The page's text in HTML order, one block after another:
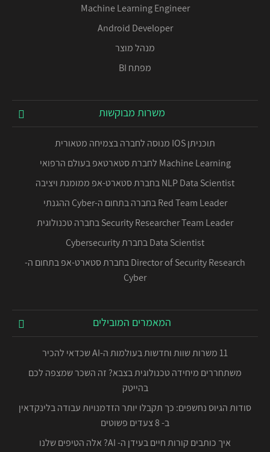
Machine Learning Engineer
Android Developer
מנהל מוצר
מפתח BI
משרות מבוקשות
תוכניתן IOS מנוסה לחברה בצמיחה מטאורית
Machine Learning לחברת סטארטאפ בעולם הרפואי
NLP Data Scientist בחברת סטארט-אפ ממומנת ויציבה
Red Team Leader בחברה בתחום ה-Cyber ההגנתי
Security Researcher Team Leader בחברה טכנולוגית
Data Scientist בחברת Cybersecurity
Director of Security Research בחברת סטארט-אפ בתחום ה-
Cyber
המאמרים המובילים
11 משרות שוות וחדשות בעולמות ה-AI שכדאי להכיר
משתחררים מיחידה טכנולוגית בצבא? זה השכר שמצפה לכם
בהייטק
סודות הגיוס נחשפים: כך תקבלו יותר הזדמנויות עבודה בלינקדאין
ב- 8 צעדים פשוטים
איך כותבים קורות חיים בעידן ה- AI? אלה הטיפים שלנו